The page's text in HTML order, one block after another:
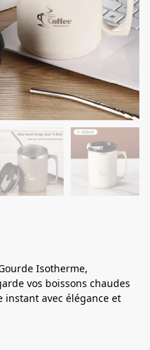
Isotherme,
vos boissons chaudes
avec élégance et